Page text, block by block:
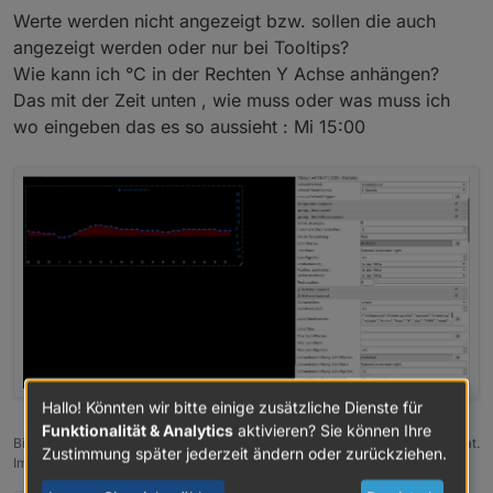
Da das mein erster VIS Adapter ist, benötige ich
etwas Unterstützung bei der weiteren Entwicklung
und natürlich Euer Feedback vom testen.
findet ihr hier und bitte dort auch nachschauen bei
https://forum.iobroker.net/topic/25374/neuer-vis-
adpater-material-design-widgets
Werte werden nicht angezeigt bzw. sollen die auch
angezeigt werden oder nur bei Tooltips?
Wie kann ich °C in der Rechten Y Achse anhängen?
Das mit der Zeit unten , wie muss oder was muss ich
wo eingeben das es so aussieht : Mi 15:00
Bitte benutzt das Voting rechts unten im Beitrag wenn er euch geholfen hat.
Immer Daten sichern!
Hallo! Könnten wir bitte einige zusätzliche Dienste für
Funktionalität & Analytics aktivieren? Sie können Ihre
Zustimmung später jederzeit ändern oder zurückziehen.